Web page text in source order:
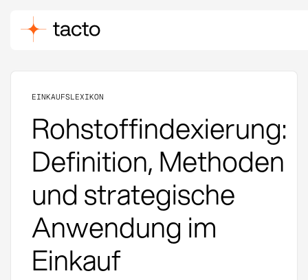
EINKAUFSLEXIKON
Rohstoffindexierung:
Definition, Methoden
und strategische
Anwendung im
Einkauf